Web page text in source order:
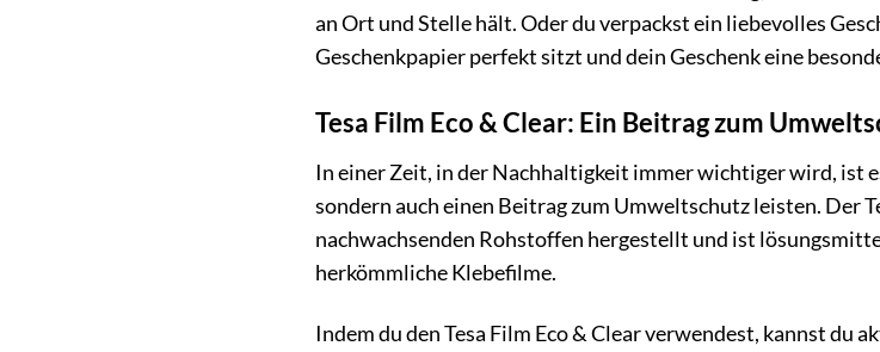
an Ort und Stelle hält. Oder du verpackst ein liebevolles
Geschenkpapier perfekt sitzt und dein Geschenk eine
Tesa Film Eco & Clear: Ein Beitrag zum
In einer Zeit, in der Nachhaltigkeit immer wichtiger wird, ist
sondern auch einen Beitrag zum Umweltschutz leisten. Der
nachwachsenden Rohstoffen hergestellt und ist
herkömmliche Klebefilme.
Indem du den Tesa Film Eco & Clear verwendest, kannst du